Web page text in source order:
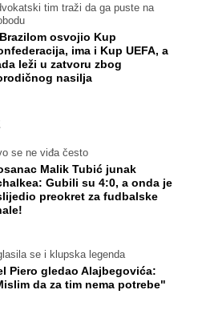
tim traži da ga puste na
osvojio Kup
ima i Kup UEFA, a
leži u zatvoru zbog
nasilja
se ne viđa često
Malik Tubić junak
Gubili su 4:0, a onda je
preokret za fudbalske
se i klupska legenda
Piero gledao Alajbegovića:
da za tim nema potrebe"